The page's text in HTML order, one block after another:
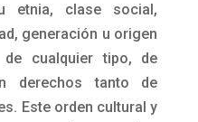
etnia, clase social,
generación u origen
cualquier tipo, de
derechos tanto de
Este orden cultural y